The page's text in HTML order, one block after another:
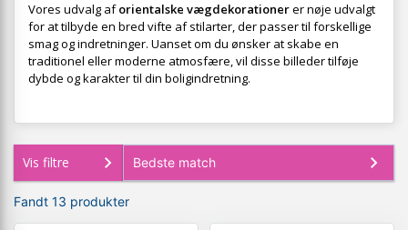
Vores udvalg aforientalske vægdekorationerer nøje udvalgt
for at tilbyde en bred vifte af stilarter, der passer til forskellige
smag og indretninger. Uanset om du ønsker at skabe en
traditionel eller moderne atmosfære, vil disse billeder tilføje
dybde og karakter til din boligindretning.
Vis filtre
Fandt 13 produkter